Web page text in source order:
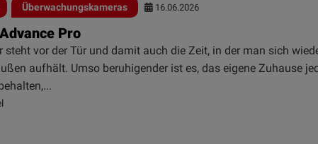
Überwachungskameras 16.06.2026
Pro
steht vor der Tür und damit auch die Zeit, in der man sich
aufhält. Umso beruhigender ist es, das eigene Zuhause